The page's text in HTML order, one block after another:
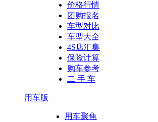
价格行情
团购报名
车型对比
车型大全
4S店汇集
保险计算
购车参考
二 手 车
用车版
用车聚焦